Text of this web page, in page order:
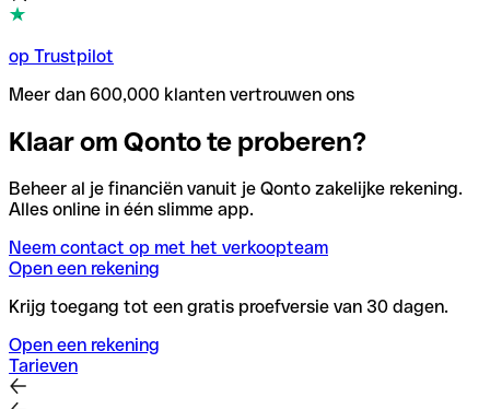
op Trustpilot
Meer dan 600,000 klanten vertrouwen ons
Klaar om Qonto te proberen?
Beheer al je financiën vanuit je Qonto zakelijke rekening.
Alles online in één slimme app.
Neem contact op met het verkoopteam
Open een rekening
Krijg toegang tot een gratis proefversie van 30 dagen.
Open een rekening
Tarieven